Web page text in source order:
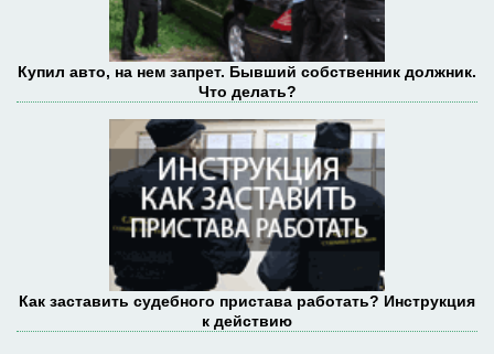
Купил авто, на нем запрет. Бывший собственник должник.
Что делать?
Как заставить судебного пристава работать? Инструкция
к действию